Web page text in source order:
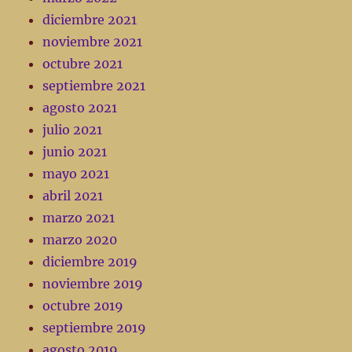
diciembre 2021
noviembre 2021
octubre 2021
septiembre 2021
agosto 2021
julio 2021
junio 2021
mayo 2021
abril 2021
marzo 2021
marzo 2020
diciembre 2019
noviembre 2019
octubre 2019
septiembre 2019